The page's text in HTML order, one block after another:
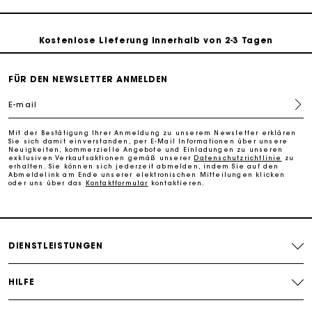
Kostenlose Lieferung innerhalb von 2-3 Tagen
PayPal - Bezahlung nach 30 Tagen
Die Maje-Geschenkkarte: Die beste Möglichkeit, das
perfekte Geschenk zu machen
FÜR DEN NEWSLETTER ANMELDEN
E-mail
Mit der Bestätigung Ihrer Anmeldung zu unserem Newsletter erklären
Sie sich damit einverstanden, per E-Mail Informationen über unsere
Neuigkeiten, kommerzielle Angebote und Einladungen zu unseren
exklusiven Verkaufsaktionen gemäß unserer Datenschutzrichtlinie
zu
erhalten. Sie können sich jederzeit abmelden, indem Sie auf den
Abmeldelink am Ende unserer elektronischen Mitteilungen klicken
oder uns über das
Kontaktformular kontaktieren.
DIENSTLEISTUNGEN
HILFE